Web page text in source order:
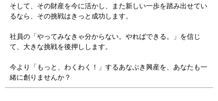
そして、その財産を今に活かし、また新しい一歩を踏み出せてい
るなら、その挑戦はきっと成功します。
社員の「やってみなきゃ分からない。やればできる。」を信じ
て、大きな挑戦を後押しします。
今より「もっと、わくわく！」するあなぶき興産を、あなたも一
緒に創りませんか？